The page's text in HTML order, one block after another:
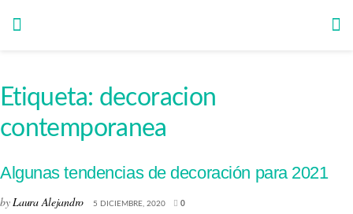
Etiqueta: decoracion
contemporanea
Algunas tendencias de decoración para 2021
byLaura Alejandro 5 DICIEMBRE, 2020 0